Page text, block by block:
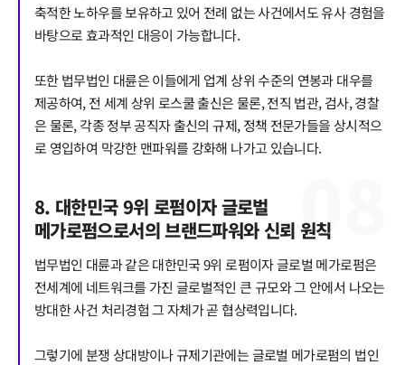
축적한 노하우를 보유하고 있어 전례 없는 사건에서도 유사 경험을
바탕으로 효과적인 대응이 가능합니다.
또한 법무법인 대륜은 이들에게 업계 상위 수준의 연봉과 대우를
제공하여, 전 세계 상위 로스쿨 출신은 물론, 전직 법관, 검사, 경찰
은 물론, 각종 정부 공직자 출신의 규제, 정책 전문가들을 상시적으
로 영입하여 막강한 맨파워를 강화해 나가고 있습니다.
0
8. 대한민국 9위 로펌이자 글로벌
메가로펌으로서의 브랜드파워와 신뢰 원칙
법무법인 대륜과 같은 대한민국 9위 로펌이자 글로벌 메가로펌은
전세계에 네트워크를 가진 글로벌적인 큰 규모와 그 안에서 나오는
방대한 사건 처리경험 그 자체가 곧 협상력입니다.
그렇기에 분쟁 상대방이나 규제기관에는 글로벌 메가로펌의 법인